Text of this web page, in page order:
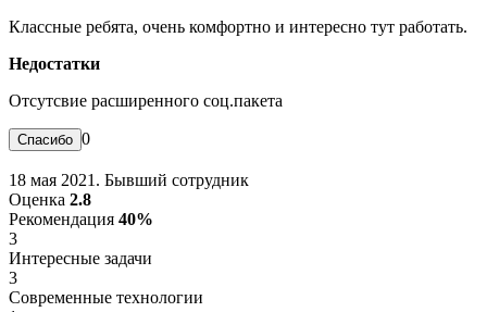
Классные ребята, очень комфортно и интересно тут работать.
Недостатки
Отсутсвие расширенного соц.пакета
0
18 мая 2021. Бывший сотрудник
Оценка 2.8
Рекомендация 40%
3
Интересные задачи
3
Современные технологии